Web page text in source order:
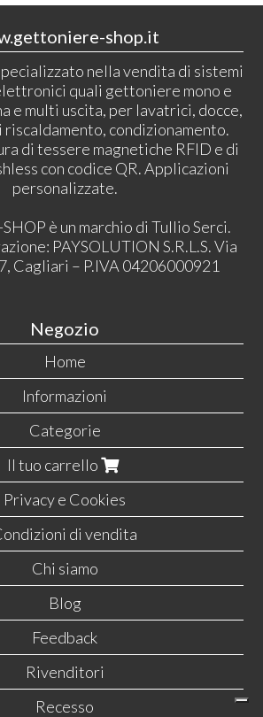
shop.it
nella vendita di sistemi
quali gettoniere mono e
e multi uscita, per lavatrici, docce,
riscaldamento, condizionamento.
di tessere magnetiche RFID e di
con codice QR. Applicazioni
personalizzate.
è un marchio di Tullio Serci.
PAYSOLUTION S.R.L.S. Via
Cagliari – P.IVA 04206000921
Negozio
Home
Informazioni
Categorie
Il tuo carrello
Privacy e Cookies
di vendita
Chi siamo
Blog
Feedback
Rivenditori
Recesso